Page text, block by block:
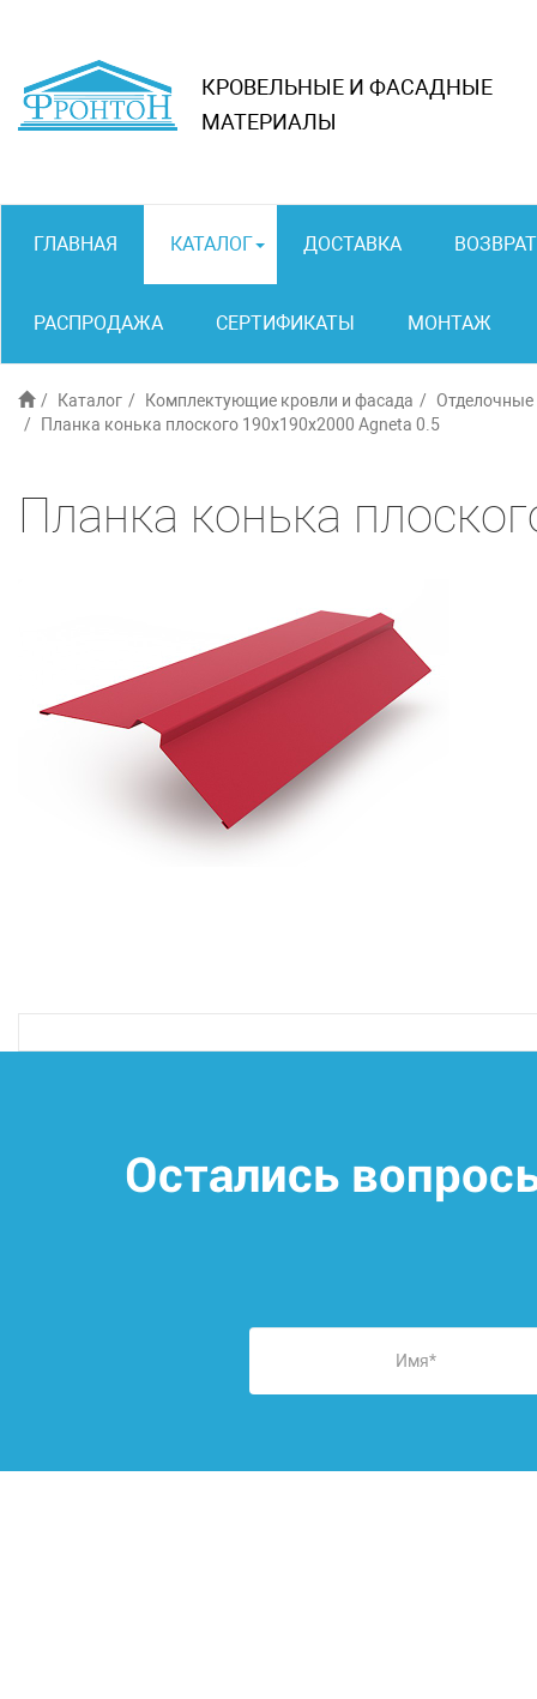
КРОВЕЛЬНЫЕ И ФАСАДНЫЕ
МАТЕРИАЛЫ
ГЛАВНАЯ КАТАЛОГ ДОСТАВКА ВОЗВРАТ
РАСПРОДАЖА СЕРТИФИКАТЫ МОНТАЖ
Каталог Комплектующие кровли и фасада
Планка конька плоского 190x190x2000 Agneta 0.5
Планка конька
Остались